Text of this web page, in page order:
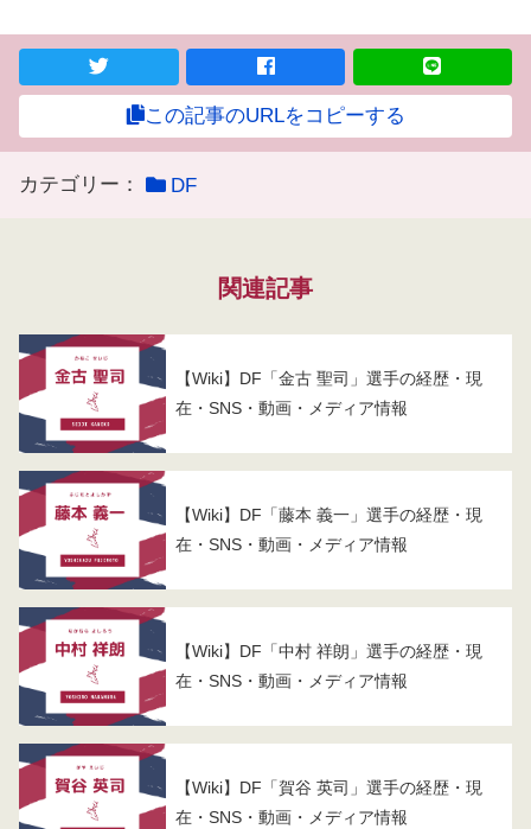
この記事のURLをコピーする
カテゴリー： DF
関連記事
【Wiki】DF「金古 聖司」選手の経歴・現
在・SNS・動画・メディア情報
【Wiki】DF「藤本 義一」選手の経歴・現
在・SNS・動画・メディア情報
【Wiki】DF「中村 祥朗」選手の経歴・現
在・SNS・動画・メディア情報
【Wiki】DF「賀谷 英司」選手の経歴・現
在・SNS・動画・メディア情報